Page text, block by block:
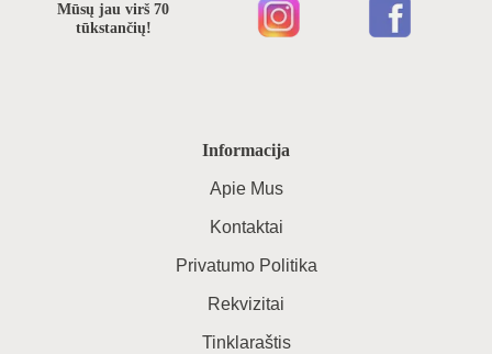
Informacija
Apie Mus
Kontaktai
Privatumo Politika
Rekvizitai
Tinklaraštis
Mūsų jau virš 70
tūkstančių!